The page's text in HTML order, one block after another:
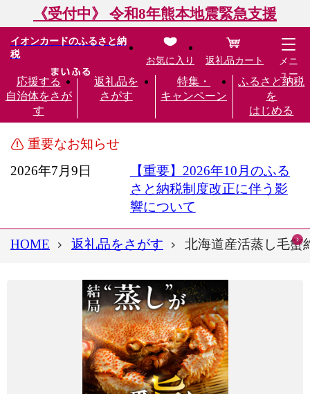
《受付中》 令和8年熊本地震緊急支援
イオンカードのふるさと納
税
応援する
自治体をさが
す
返礼品を
さがす
特集・
キャンペーン
ふるさと納税
を
はじめる
お気に入り 返礼品カート
メニ
ュー
重要なお知らせ
2026年7月9日
【重要】2026年10月のふる
さと納税制度改正に伴う影
響について
HOME 返礼品をさがす 北海道産活蒸し毛蟹